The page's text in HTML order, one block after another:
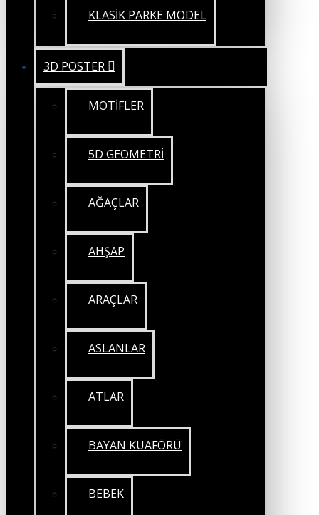
KLASİK PARKE MODEL
3D POSTER
MOTİFLER
5D GEOMETRİ
AĞAÇLAR
AHŞAP
ARAÇLAR
ASLANLAR
ATLAR
BAYAN KUAFÖRÜ
BEBEK